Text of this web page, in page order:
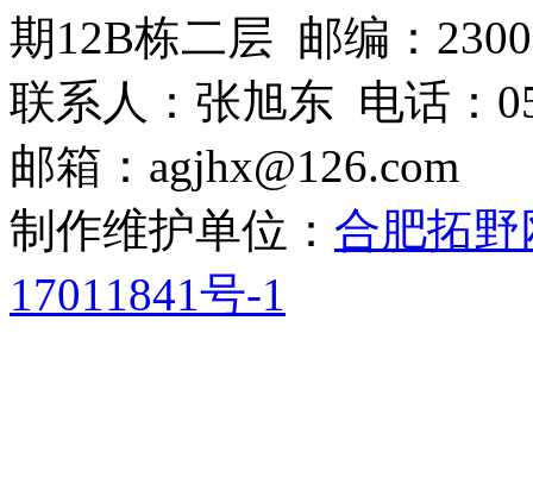
期12B栋二层 邮编：
联系人：张旭东 电话：
邮箱：agjhx@126.com
制作维护单位： 合肥拓
17011841号-1